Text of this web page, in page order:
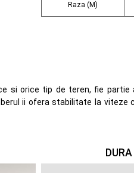
Raza (M)
si orice tip de teren, fie partie
ii ofera stabilitate la